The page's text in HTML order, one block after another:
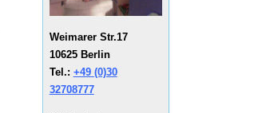
Weimarer Str.17
10625 Berlin
Tel.: +49 (0)30
32708777